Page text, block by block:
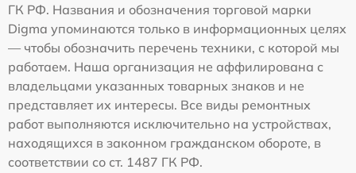
ГК РФ. Названия и обозначения торговой марки
Digma упоминаются только в информационных целях
— чтобы обозначить перечень техники, с которой мы
работаем. Наша организация не аффилирована с
владельцами указанных товарных знаков и не
представляет их интересы. Все виды ремонтных
работ выполняются исключительно на устройствах,
находящихся в законном гражданском обороте, в
соответствии со ст. 1487 ГК РФ.